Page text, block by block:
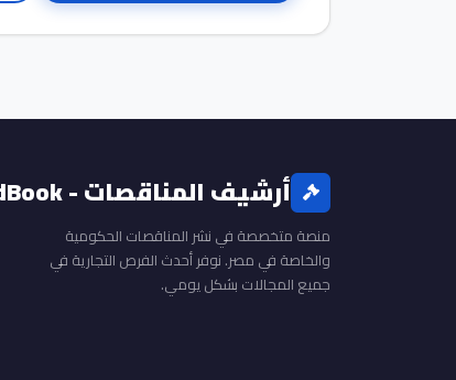
أرشيف المناقصات - BidBook
منصة متخصصة في نشر المناقصات الحكومية
والخاصة في مصر. نوفر أحدث الفرص التجارية في
جميع المجالات بشكل يومي.